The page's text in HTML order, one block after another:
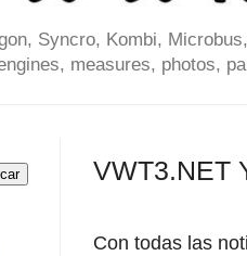
Syncro, Kombi,
measures, photos,
VWT3.NET
Con todas las